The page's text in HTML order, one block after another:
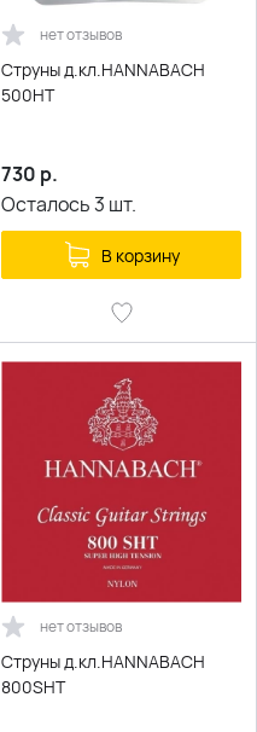
нет отзывов
Струны д.кл.HANNABACH
500HT
730 р.
Осталось3 шт.
В корзину
нет отзывов
Струны д.кл.HANNABACH
800SHT